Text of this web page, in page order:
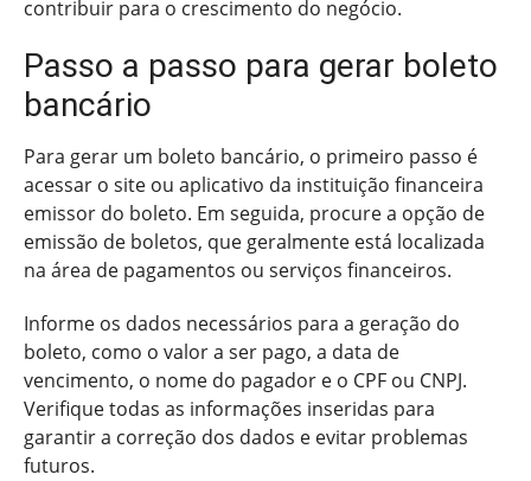
contribuir para o crescimento do negócio.
Passo a passo para gerar boleto
bancário
Para gerar um boleto bancário, o primeiro passo é
acessar o site ou aplicativo da instituição financeira
emissor do boleto. Em seguida, procure a opção de
emissão de boletos, que geralmente está localizada
na área de pagamentos ou serviços financeiros.
Informe os dados necessários para a geração do
boleto, como o valor a ser pago, a data de
vencimento, o nome do pagador e o CPF ou CNPJ.
Verifique todas as informações inseridas para
garantir a correção dos dados e evitar problemas
futuros.